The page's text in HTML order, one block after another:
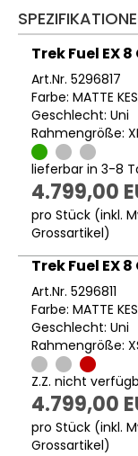
Trek Fuel EX
Art.Nr. 5296817
Farbe: MATTE
Geschlecht: Uni
Rahmengröße:
lieferbar in 3-8
4.799,00
pro Stück (inkl.
Grossartikel)
Trek Fuel EX
Art.Nr. 5296811
Farbe: MATTE
Geschlecht: Uni
Rahmengröße:
Z.Z. nicht
4.799,00
pro Stück (inkl.
Grossartikel)